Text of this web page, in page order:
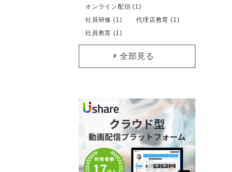
オンライン配信 (1)
社員研修 (1)
代理店教育 (1)
社員教育 (1)
全部見る